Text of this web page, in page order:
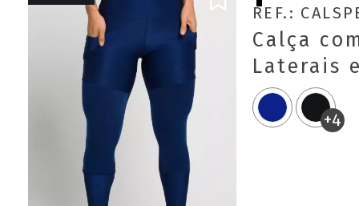
REF.:
+4
Calça
Laterais
Penélope